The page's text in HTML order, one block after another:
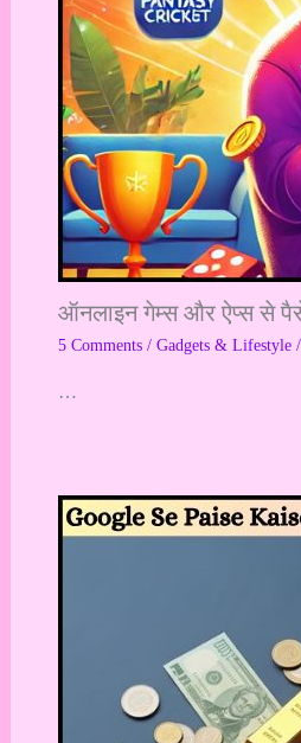
ऑनलाइन गेम्स और ऐप्स से
5 Comments / Gadgets & Lifestyle/
…